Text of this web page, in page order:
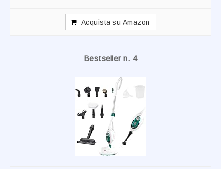
Acquista su Amazon
4